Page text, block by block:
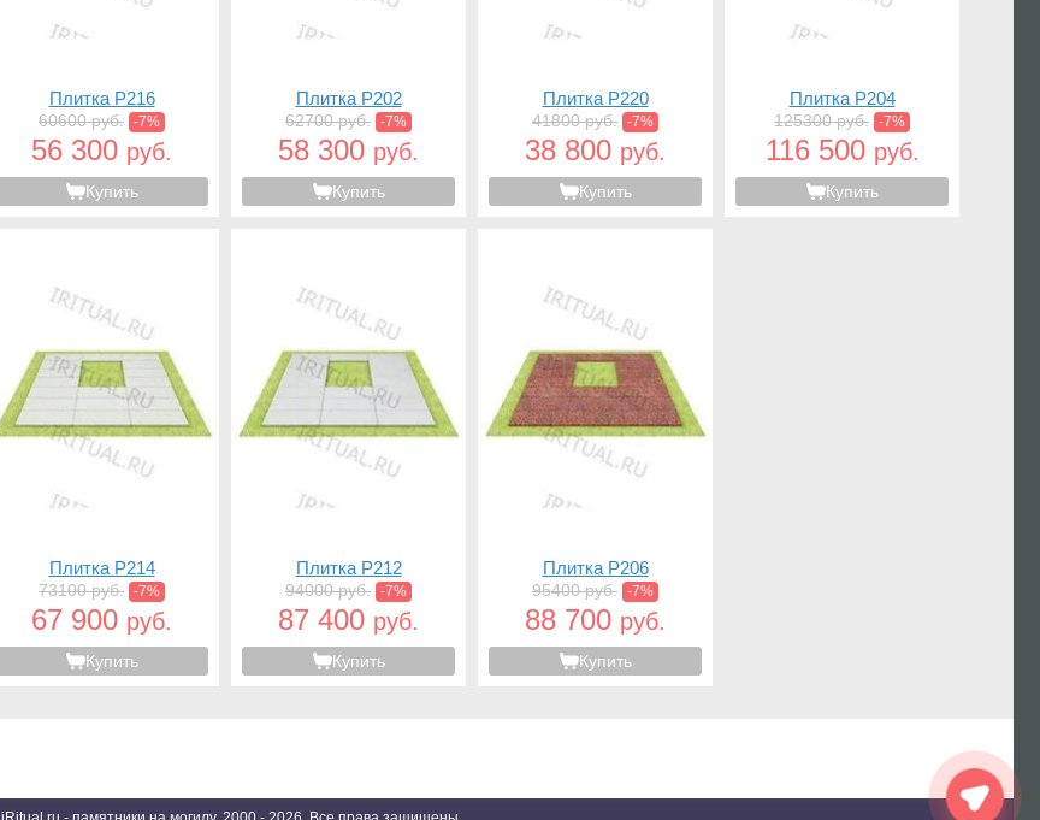
Плитка P216
60600 руб. -7%
56 300 руб.
Купить
Плитка P202
62700 руб. -7%
58 300 руб.
Купить
Плитка P220
41800 руб. -7%
38 800 руб.
Купить
Плитка P204
125300 руб. -7%
116 500 руб.
Купить
Плитка P214
73100 руб. -7%
67 900 руб.
Купить
Плитка P212
94000 руб. -7%
87 400 руб.
Купить
Плитка P206
95400 руб. -7%
88 700 руб.
Купить